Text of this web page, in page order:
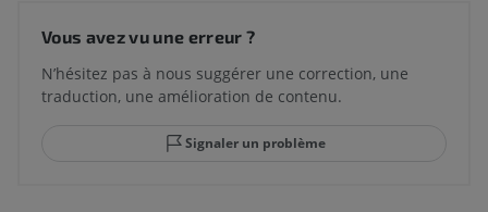
Vous avez vu une erreur ?
N’hésitez pas à nous suggérer une correction, une
traduction, une amélioration de contenu.
Signaler un problème